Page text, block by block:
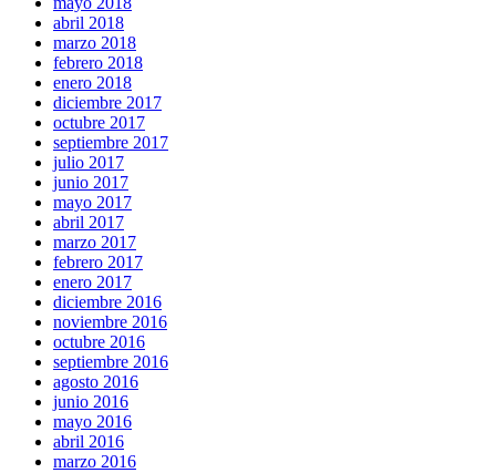
abril 2018
marzo 2018
febrero 2018
enero 2018
diciembre 2017
octubre 2017
septiembre 2017
julio 2017
junio 2017
mayo 2017
abril 2017
marzo 2017
febrero 2017
enero 2017
diciembre 2016
noviembre 2016
octubre 2016
septiembre 2016
agosto 2016
junio 2016
mayo 2016
abril 2016
marzo 2016